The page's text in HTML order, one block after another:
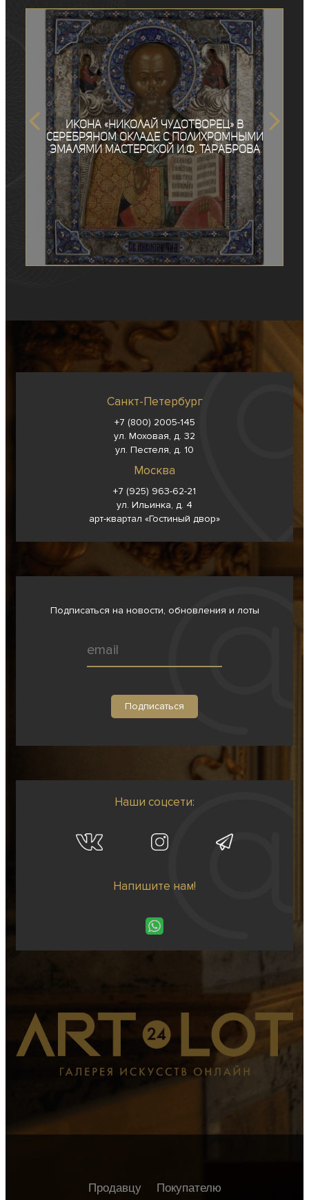
Икона «Николай Чудотворец» в
серебряном окладе с полихромными
эмалями мастерской И.Ф. Тараброва
Санкт-Петербург
+7 (800) 2005-145
ул. Моховая, д. 32
ул. Пестеля, д. 10
Москва
+7 (925) 963-62-21
ул. Ильинка, д. 4
арт-квартал «Гостиный двор»
Подписаться на новости, обновления и лоты
Наши соцсети:
Напишите нам!
Продавцу
Покупателю